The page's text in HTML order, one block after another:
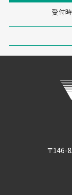
受付時
〒146-